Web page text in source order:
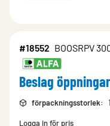
#18552 BOOSRPV
Beslag
förpackningsstorlek:
Logga in för pris